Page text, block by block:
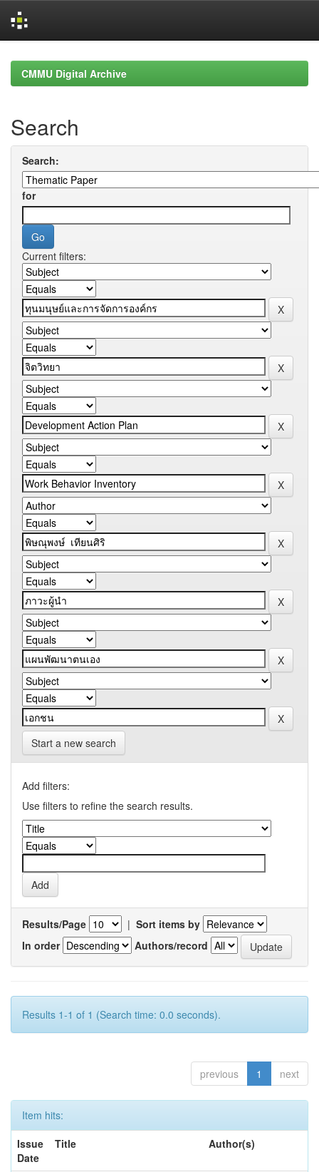
navigationCMMU Digital Archive
Search
Search:
for
Current filters:
Start a new search
Add filters:
Use filters to refine the search results.
Results/Page | Sort items by
In order
Authors/record
Results 1-1 of 1 (Search time: 0.0 seconds).
previous 1 next
Item hits:
Issue
Date
Title Author(s)